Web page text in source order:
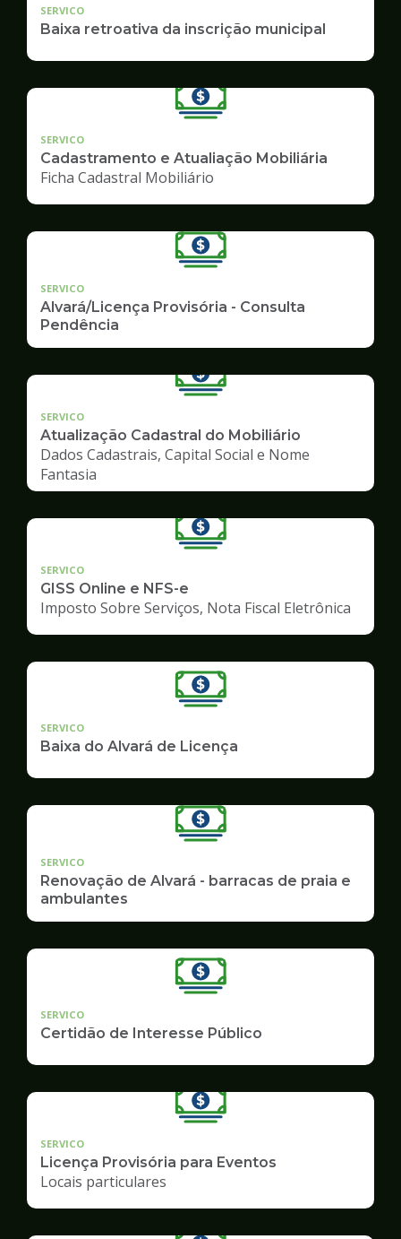
SERVICO
Baixa retroativa da inscrição municipal
SERVICO
Cadastramento e Atualiação Mobiliária
Ficha Cadastral Mobiliário
SERVICO
Alvará/Licença Provisória - Consulta
Pendência
SERVICO
Atualização Cadastral do Mobiliário
Dados Cadastrais, Capital Social e Nome
Fantasia
SERVICO
GISS Online e NFS-e
Imposto Sobre Serviços, Nota Fiscal Eletrônica
SERVICO
Baixa do Alvará de Licença
SERVICO
Renovação de Alvará - barracas de praia e
ambulantes
SERVICO
Certidão de Interesse Público
SERVICO
Licença Provisória para Eventos
Locais particulares